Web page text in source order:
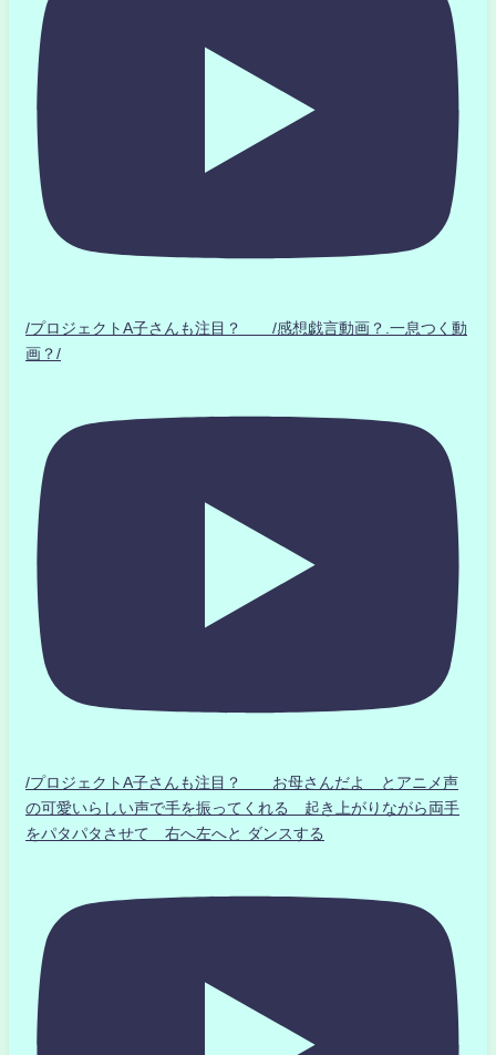
/プロジェクトA子さんも注目？ /感想戯言動画？.一息つく動
画？/
/プロジェクトA子さんも注目？ お母さんだよ とアニメ声
の可愛いらしい声で手を振ってくれる 起き上がりながら両手
をパタパタさせて 右へ左へと ダンスする